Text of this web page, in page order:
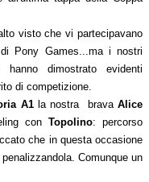
visto che vi partecipavano
Pony Games...ma i nostri
dimostrato evidenti
di competizione.
A1la nostra bravaAlice
con Topolino: percorso
che in questa occasione
Comunque un